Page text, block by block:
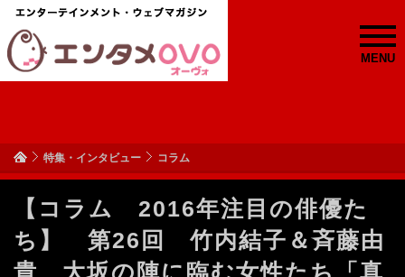
MENU
特集・インタビュー コラム
【コラム 2016年注目の俳優た
ち】 第26回 竹内結子＆斉藤由
貴 大坂の陣に臨む女性たち「真